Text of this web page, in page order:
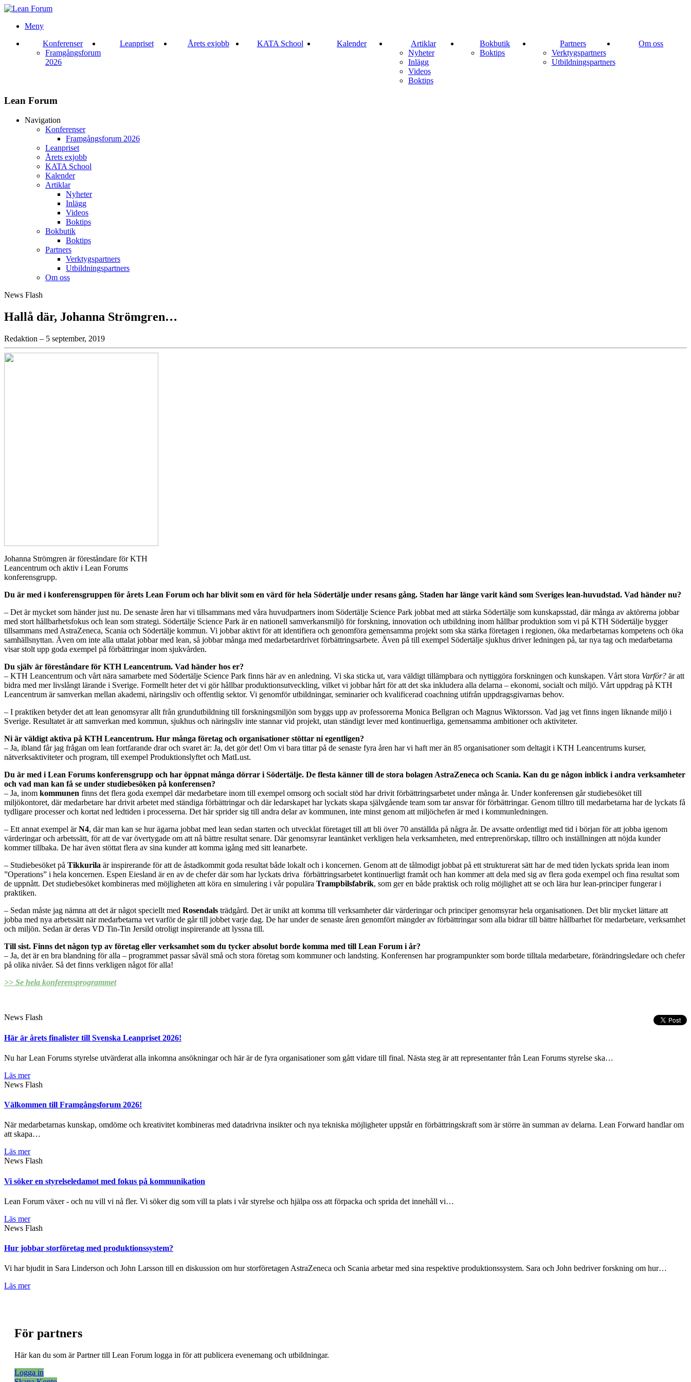
Meny
Konferenser
Framgångsforum
2026
Leanpriset Årets exjobb KATA School Kalender
Artiklar
Nyheter
Inlägg
Videos
Boktips
Bokbutik
Boktips
Partners
Verktygspartners
Utbildningspartners
Om oss
Lean Forum
Navigation
Konferenser
Framgångsforum 2026
Leanpriset
Årets exjobb
KATA School
Kalender
Artiklar
Nyheter
Inlägg
Videos
Boktips
Bokbutik
Boktips
Partners
Verktygspartners
Utbildningspartners
Om oss
News Flash
Hallå där, Johanna Strömgren…
Redaktion – 5 september, 2019
Johanna Strömgren är föreståndare för KTH
Leancentrum och aktiv i Lean Forums
konferensgrupp.
Du är med i konferensgruppen för årets Lean Forum och har blivit som en värd för hela Södertälje under resans gång. Staden har länge varit känd som Sveriges lean-huvudstad. Vad händer nu?
– Det är mycket som händer just nu. De senaste åren har vi tillsammans med våra huvudpartners inom Södertälje Science Park jobbat med att stärka Södertälje som kunskapsstad, där många av aktörerna jobbar
med stort hållbarhetsfokus och lean som strategi. Södertälje Science Park är en nationell samverkansmiljö för forskning, innovation och utbildning inom hållbar produktion som vi på KTH Södertälje bygger
tillsammans med AstraZeneca, Scania och Södertälje kommun. Vi jobbar aktivt för att identifiera och genomföra gemensamma projekt som ska stärka företagen i regionen, öka medarbetarnas kompetens och öka
samhällsnyttan. Även om inte alla uttalat jobbar med lean, så jobbar många med medarbetardrivet förbättringsarbete. Även på till exempel Södertälje sjukhus driver ledningen på, tar nya tag och medarbetarna
visar stolt upp goda exempel på förbättringar inom sjukvården.
Du själv är föreståndare för KTH Leancentrum. Vad händer hos er?
– KTH Leancentrum och vårt nära samarbete med Södertälje Science Park finns här av en anledning. Vi ska sticka ut, vara väldigt tillämpbara och nyttiggöra forskningen och kunskapen. Vårt stora Varför? är att
bidra med mer livslångt lärande i Sverige. Formellt heter det vi gör hållbar produktionsutveckling, vilket vi jobbar hårt för att det ska inkludera alla delarna – ekonomi, socialt och miljö. Vårt uppdrag på KTH
Leancentrum är samverkan mellan akademi, näringsliv och offentlig sektor. Vi genomför utbildningar, seminarier och kvalificerad coachning utifrån uppdragsgivarnas behov.
– I praktiken betyder det att lean genomsyrar allt från grundutbildning till forskningsmiljön som byggs upp av professorerna Monica Bellgran och Magnus Wiktorsson. Vad jag vet finns ingen liknande miljö i
Sverige. Resultatet är att samverkan med kommun, sjukhus och näringsliv inte stannar vid projekt, utan ständigt lever med kontinuerliga, gemensamma ambitioner och aktiviteter.
Ni är väldigt aktiva på KTH Leancentrum. Hur många företag och organisationer stöttar ni egentligen?
– Ja, ibland får jag frågan om lean fortfarande drar och svaret är: Ja, det gör det! Om vi bara tittar på de senaste fyra åren har vi haft mer än 85 organisationer som deltagit i KTH Leancentrums kurser,
nätverksaktiviteter och program, till exempel Produktionslyftet och MatLust.
Du är med i Lean Forums konferensgrupp och har öppnat många dörrar i Södertälje. De flesta känner till de stora bolagen AstraZeneca och Scania. Kan du ge någon inblick i andra verksamheter
och vad man kan få se under studiebesöken på konferensen?
– Ja, inom kommunen finns det flera goda exempel där medarbetare inom till exempel omsorg och socialt stöd har drivit förbättringsarbetet under många år. Under konferensen går studiebesöket till
miljökontoret, där medarbetare har drivit arbetet med ständiga förbättringar och där ledarskapet har lyckats skapa självgående team som tar ansvar för förbättringar. Genom tilltro till medarbetarna har de lyckats få
tydligare processer och kortat ned ledtiden i processerna. Det här sprider sig till andra delar av kommunen, inte minst genom att miljöchefen är med i kommunledningen.
– Ett annat exempel ärN4, där man kan se hur ägarna jobbat med lean sedan starten och utvecklat företaget till att bli över 70 anställda på några år. De avsatte ordentligt med tid i början för att jobba igenom
värderingar och arbetssätt, för att de var övertygade om att nå bättre resultat senare. Där genomsyrar leantänket verkligen hela verksamheten, med entreprenörskap, tilltro och inställningen att nöjda kunder
kommer tillbaka. De har även stöttat flera av sina kunder att komma igång med sitt leanarbete.
– Studiebesöket på Tikkurila är inspirerande för att de åstadkommit goda resultat både lokalt och i koncernen. Genom att de tålmodigt jobbat på ett strukturerat sätt har de med tiden lyckats sprida lean inom
”Operations” i hela koncernen. Espen Eiesland är en av de chefer där som har lyckats driva förbättringsarbetet kontinuerligt framåt och han kommer att dela med sig av flera goda exempel och fina resultat som
de uppnått. Det studiebesöket kombineras med möjligheten att köra en simulering i vår populära Trampbilsfabrik, som ger en både praktisk och rolig möjlighet att se och lära hur lean-principer fungerar i
praktiken.
– Sedan måste jag nämna att det är något speciellt med Rosendals trädgård. Det är unikt att komma till verksamheter där värderingar och principer genomsyrar hela organisationen. Det blir mycket lättare att
jobba med nya arbetssätt när medarbetarna vet varför de går till jobbet varje dag. De har under de senaste åren genomfört mängder av förbättringar som alla bidrar till bättre hållbarhet för medarbetare, verksamhet
och miljön. Sedan är deras VD Tin-Tin Jersild otroligt inspirerande att lyssna till.
Till sist. Finns det någon typ av företag eller verksamhet som du tycker absolut borde komma med till Lean Forum i år?
– Ja, det är en bra blandning för alla – programmet passar såväl små och stora företag som kommuner och landsting. Konferensen har programpunkter som borde tilltala medarbetare, förändringsledare och chefer
på olika nivåer. Så det finns verkligen något för alla!
>> Se hela konferensprogrammet
News Flash
Här är årets finalister till Svenska Leanpriset 2026!
Nu har Lean Forums styrelse utvärderat alla inkomna ansökningar och här är de fyra organisationer som gått vidare till final. Nästa steg är att representanter från Lean Forums styrelse ska…
Läs mer
News Flash
Välkommen till Framgångsforum 2026!
När medarbetarnas kunskap, omdöme och kreativitet kombineras med datadrivna insikter och nya tekniska möjligheter uppstår en förbättringskraft som är större än summan av delarna. Lean Forward handlar om
att skapa…
Läs mer
News Flash
Vi söker en styrelseledamot med fokus på kommunikation
Lean Forum växer - och nu vill vi nå fler. Vi söker dig som vill ta plats i vår styrelse och hjälpa oss att förpacka och sprida det innehåll vi…
Läs mer
News Flash
Hur jobbar storföretag med produktionssystem?
Vi har bjudit in Sara Linderson och John Larsson till en diskussion om hur storföretagen AstraZeneca och Scania arbetar med sina respektive produktionssystem. Sara och John bedriver forskning om hur…
Läs mer
För partners
Här kan du som är Partner till Lean Forum logga in för att publicera evenemang och utbildningar.
Logga in